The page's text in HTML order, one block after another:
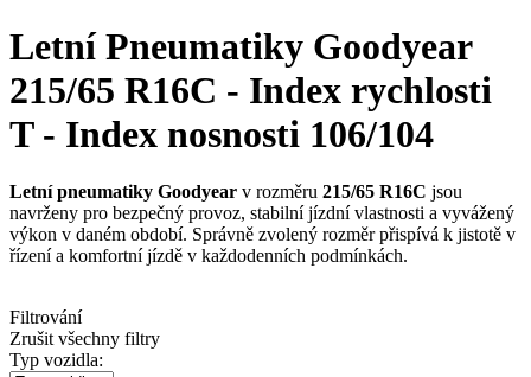
Letní Pneumatiky Goodyear
215/65 R16C - Index rychlosti
T - Index nosnosti 106/104
Letní pneumatiky Goodyear v rozměru 215/65 R16C jsou
navrženy pro bezpečný provoz, stabilní jízdní vlastnosti a vyvážený
výkon v daném období. Správně zvolený rozměr přispívá k jistotě v
řízení a komfortní jízdě v každodenních podmínkách.
Filtrování
Zrušit všechny filtry
Typ vozidla: